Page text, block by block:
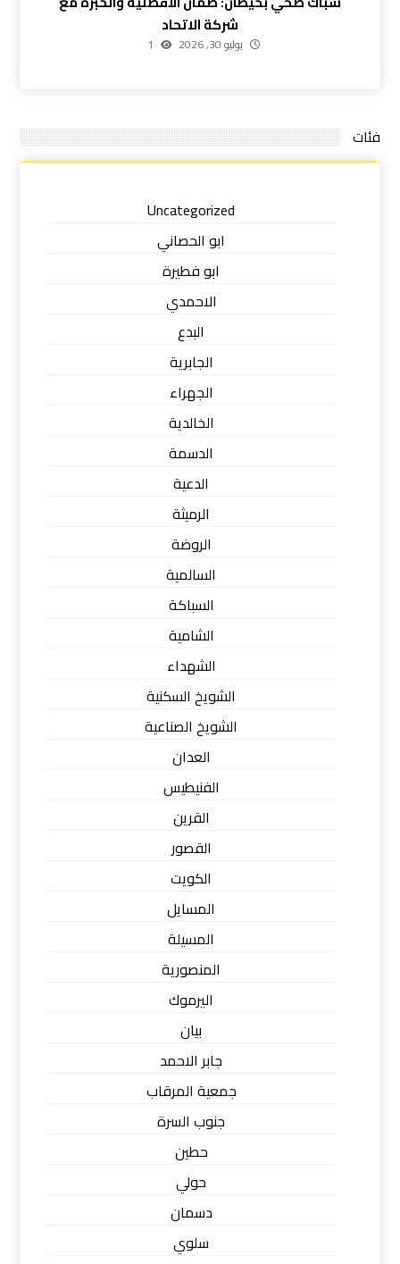
شركة الاتحاد
يوليو 30, 2026 1
فئات
Uncategorized
ابو الحصاني
ابو فطيرة
الاحمدي
البدع
الجابرية
الجهراء
الخالدية
الدسمة
الدعية
الرميثة
الروضة
السالمية
السباكة
الشامية
الشهداء
الشويخ السكنية
الشويخ الصناعية
العدان
الفنيطيس
القرين
القصور
الكويت
المسايل
المسيلة
المنصورية
اليرموك
بيان
جابر الاحمد
جمعية المرقاب
جنوب السرة
حطين
حولي
دسمان
سلوي